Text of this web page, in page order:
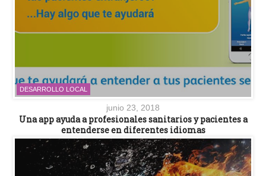
DESARROLLO LOCAL
junio 23, 2018
Una app ayuda a profesionales sanitarios y pacientes a
entenderse en diferentes idiomas